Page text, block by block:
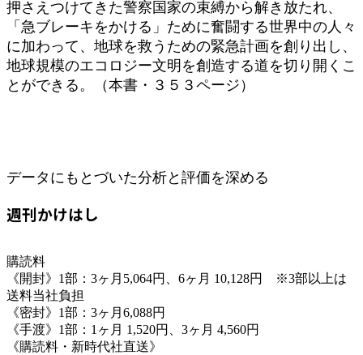
押さえつけてきた警察国家の束縛から解き放たれ、
「急ブレーキをかける」ために奮闘する世界中の人々
に加わって、地球を救うための緊急計画を創り出し、
地球規模のエコロジー文明を創造する道を切り開くこ
とができる。（本書・３５３ページ）
データにもとづいた分析と評価を深める
週刊かけはし
購読料
《開封》1部：3ヶ月5,064円、6ヶ月 10,128円 ※3部以上は
送料当社負担
《密封》1部：3ヶ月6,088円
《手渡》1部：1ヶ月 1,520円、3ヶ月 4,560円
《購読料・新時代社直送》